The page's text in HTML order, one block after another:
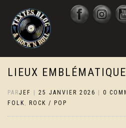
LIEUX
PARJEF 25 JANVIER 2026 0
FOLK, ROCK / POP